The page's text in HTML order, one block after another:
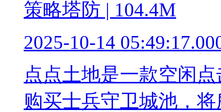
策略塔防 | 104.4M
2025-10-14
点点土地是一款空闲
购买士兵守卫城池，